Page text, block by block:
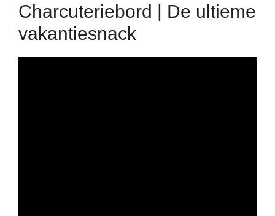
Charcuteriebord | De ultieme
vakantiesnack